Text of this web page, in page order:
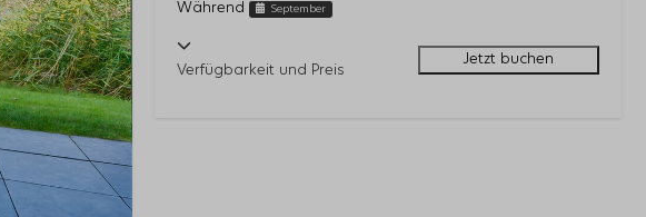
Während September
Verfügbarkeit und Preis
Jetzt buchen